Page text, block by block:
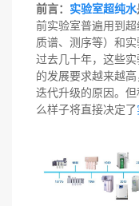
前言： 实验室超纯水
前实验室普遍用到超
质谱、测序等）和
过去几十年，这些
的发展要求越来越
迭代升级的原因。
么样子将直接决定了